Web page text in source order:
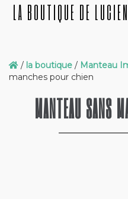
LA BOUTIQUE DE LUCIEN
/ la boutique / Manteau
manches pour chien
MANTEAU SANS